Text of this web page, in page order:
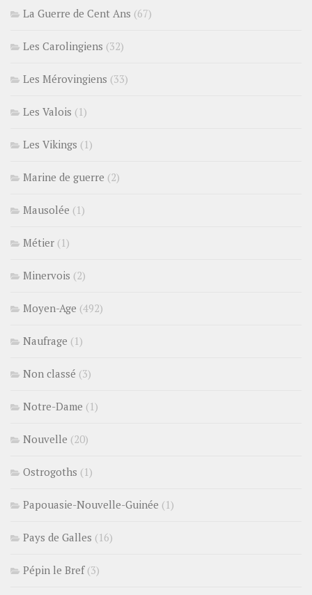
La Guerre de Cent Ans (67)
Les Carolingiens (32)
Les Mérovingiens (33)
Les Valois (1)
Les Vikings (1)
Marine de guerre (2)
Mausolée (1)
Métier (1)
Minervois (2)
Moyen-Age (492)
Naufrage (1)
Non classé (3)
Notre-Dame (1)
Nouvelle (20)
Ostrogoths (1)
Papouasie-Nouvelle-Guinée (1)
Pays de Galles (16)
Pépin le Bref(3)